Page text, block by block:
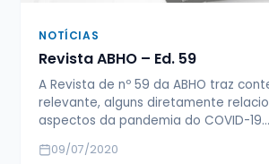
NOTÍCIAS
Revista ABHO – Ed. 59
A Revista de nº 59 da ABHO traz
relevante, alguns diretamente
aspectos da pandemia do COVID-19…
09/07/2020